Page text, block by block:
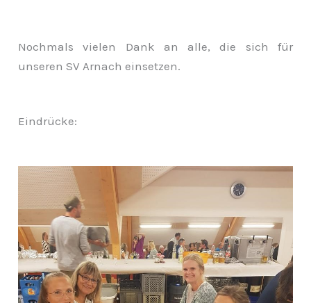
Nochmals vielen Dank an alle, die sich für
unseren SV Arnach einsetzen.
Eindrücke: